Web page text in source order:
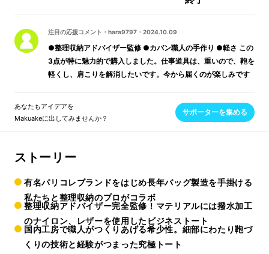
注目の応援コメント ・ hara9797 ・ 2024.10.09
●整理収納アドバイザー監修 ●カバン職人の手作り ●軽さ この
3点が特に魅力的で購入しました。仕事道具は、重いので、鞄を
軽くし、肩こりを解消したいです。今から届くのが楽しみです
あなたもアイデアを
Makuakeに出してみませんか？
サポーターを集める
ストーリー
有名パリコレブランドをはじめ長年バッグ製造を手掛ける
私たちと整理収納のプロがコラボ
整理収納アドバイザー完全監修！マテリアルには撥水加工
のナイロン、レザーを使用したビジネストート
国内工房で職人がつくりあげる希少性。細部にわたり鞄づ
くりの技術と経験がつまった究極トート